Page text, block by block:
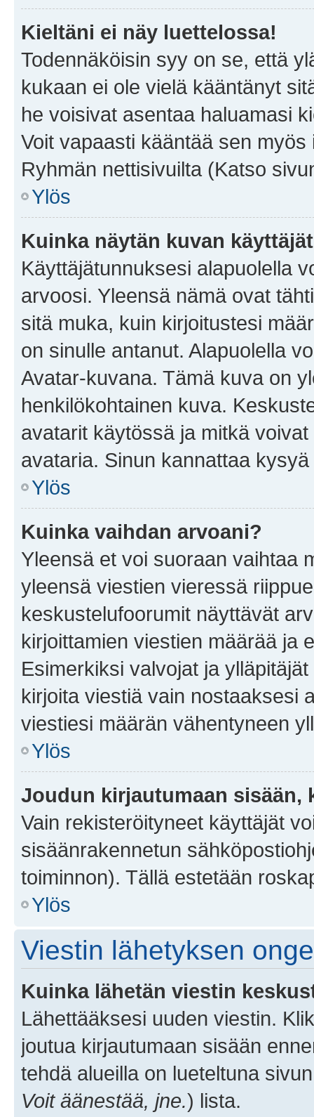
Kieltäni ei näy luettelossa!
Todennäköisin syy on se, että
kukaan ei ole vielä kääntänyt
he voisivat asentaa haluamasi
Voit vapaasti kääntää sen
Ryhmän nettisivuilta (Katso
Ylös
Kuinka näytän kuvan
Käyttäjätunnuksesi alapuolella
arvoosi. Yleensä nämä ovat
sitä muka, kuin kirjoitustesi
on sinulle antanut. Alapuolella
Avatar-kuvana. Tämä kuva on
henkilökohtainen kuva.
avatarit käytössä ja mitkä
avataria. Sinun kannattaa
Ylös
Kuinka vaihdan arvoani?
Yleensä et voi suoraan vaihtaa
yleensä viestien vieressä
keskustelufoorumit näyttävät
kirjoittamien viestien määrää ja
Esimerkiksi valvojat ja
kirjoita viestiä vain nostaaksesi
viestiesi määrän vähentyneen
Ylös
Joudun kirjautumaan sisään,
Vain rekisteröityneet käyttäjät
sisäänrakennetun
toiminnon). Tällä estetään
Ylös
Viestin lähetyksen
Kuinka lähetän viestin
Lähettääksesi uuden viestin.
joutua kirjautumaan sisään
tehdä alueilla on lueteltuna
Voit äänestää, jne.) lista.